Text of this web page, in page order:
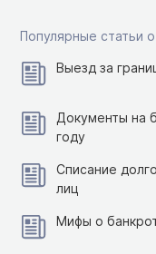
Популярные статьи
Выезд за
Документы на
году
Списание
лиц
Мифы о